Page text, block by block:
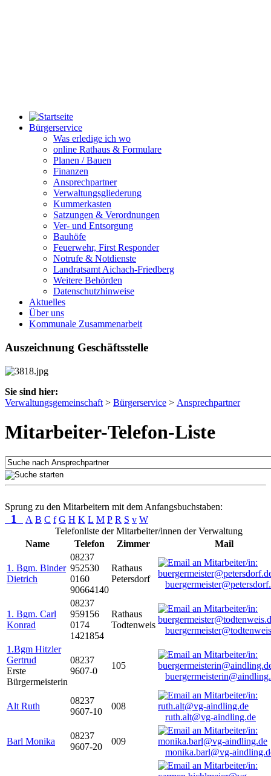
Bürgerservice
Was erledige ich wo
online Rathaus & Formulare
Planen / Bauen
Finanzen
Ansprechpartner
Verwaltungsgliederung
Kummerkasten
Satzungen & Verordnungen
Ver- und Entsorgung
Bauhöfe
Feuerwehr, First Responder
Notrufe & Notdienste
Landratsamt Aichach-Friedberg
Weitere Behörden
Datenschutzhinweise
Aktuelles
Über uns
Kommunale Zusammenarbeit
Auszeichnung Geschäftsstelle
Sie sind hier:
Verwaltungsgemeinschaft > Bürgerservice > Ansprechpartner
Mitarbeiter-Telefon-Liste
Sprung zu den Mitarbeitern mit dem Anfangsbuchstaben:
1 A B C f G H K L M P R S v W
Telefonliste der Mitarbeiter/innen der Verwaltung
Name
Telefon Zimmer Mail
1. Bgm. Binder
Dietrich
08237
952530
0160
90664140
Rathaus
Petersdorf
1. Bgm. Carl
Konrad
08237
959156
0174
1421854
Rathaus
Todtenweis
1.Bgm Hitzler
Gertrud
Erste
Bürgermeisterin
08237
9607-0
105
Alt Ruth
08237
9607-10
008
ruth.alt@vg-aindling.de
Barl Monika
08237
9607-20
009
monika.barl@vg-